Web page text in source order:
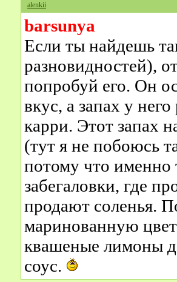
alenkii
barsunya
Если ты найдешь
разновидностей),
попробуй его. Он
вкус, а запах у
карри. Этот запах
(тут я не побоюсь
потому что именно
забегаловки, где
продают соленья.
маринованную
квашеные лимоны
соус.